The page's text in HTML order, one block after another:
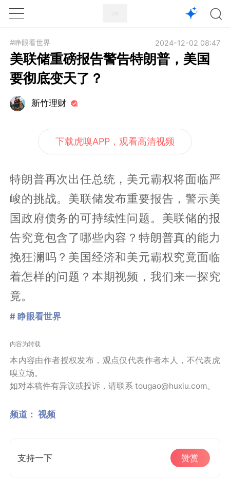
1X
#睁眼看世界 2024-12-02 08:47
美联储重磅报告警告特朗普，美国
要彻底变天了？
新竹理财
下载虎嗅APP，观看高清视频
特朗普再次出任总统，美元霸权将面临严
峻的挑战。美联储发布重要报告，警示美
国政府债务的可持续性问题。美联储的报
告究竟包含了哪些内容？特朗普真的能力
挽狂澜吗？美国经济和美元霸权究竟面临
着怎样的问题？本期视频，我们来一探究
竟。
# 睁眼看世界
内容为转载
本内容由作者授权发布，观点仅代表作者本人，不代表虎
嗅立场。
如对本稿件有异议或投诉，请联系 tougao@huxiu.com。
频道： 视频
支持一下 赞赏